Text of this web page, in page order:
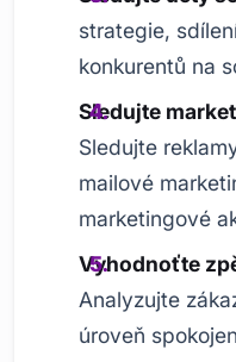
strategie,
konkurentů na
Sledujte
Sledujte
mailové
marketingové
Vyhodnoťte
Analyzujte
úroveň